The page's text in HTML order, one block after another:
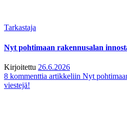
Tarkastaja
Nyt pohtimaan rakennusalan
Kirjoitettu 26.6.2026
8 kommenttia artikkeliin Nyt
viestejä!